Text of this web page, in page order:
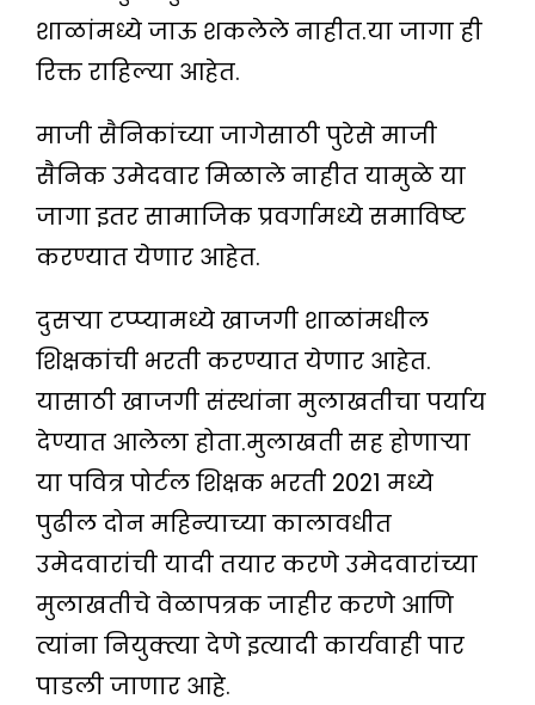
शाळांमध्ये जाऊ शकलेले नाहीत.या जागा ही
रिक्त राहिल्या आहेत.
माजी सैनिकांच्या जागेसाठी पुरेसे माजी
सैनिक उमेदवार मिळाले नाहीत यामुळे या
जागा इतर सामाजिक प्रवर्गामध्ये समाविष्ट
करण्यात येणार आहेत.
दुसऱ्या टप्प्यामध्ये खाजगी शाळांमधील
शिक्षकांची भरती करण्यात येणार आहेत.
यासाठी खाजगी संस्थांना मुलाखतीचा पर्याय
देण्यात आलेला होता.मुलाखती सह होणाऱ्या
या पवित्र पोर्टल शिक्षक भरती 2021 मध्ये
पुढील दोन महिन्याच्या कालावधीत
उमेदवारांची यादी तयार करणे उमेदवारांच्या
मुलाखतीचे वेळापत्रक जाहीर करणे आणि
त्यांना नियुक्त्या देणे इत्यादी कार्यवाही पार
पाडली जाणार आहे.